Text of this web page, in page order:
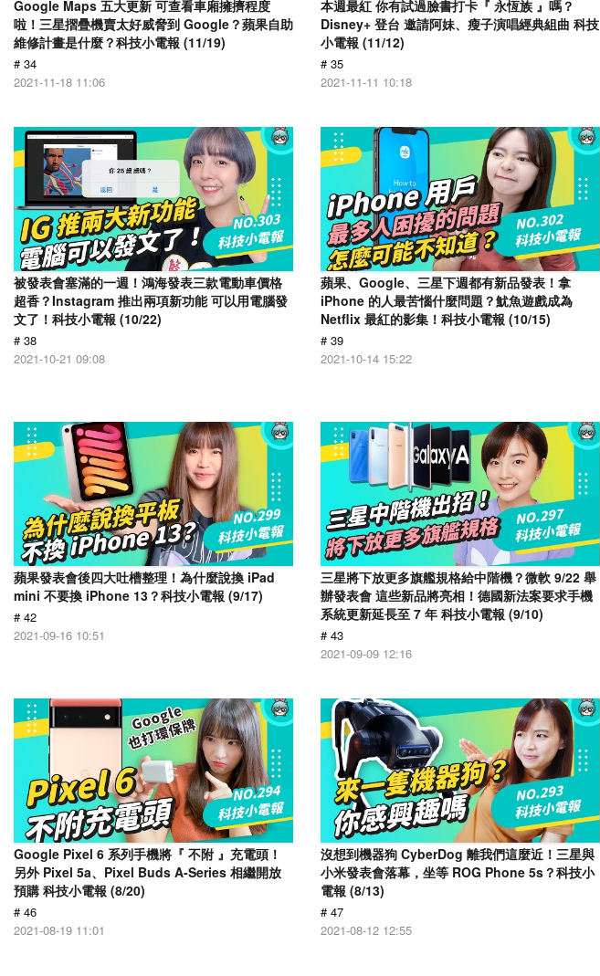
Google Maps 五大更新 可查看車廂擁擠程度
啦！三星摺疊機賣太好威脅到 Google？蘋果自助
維修計畫是什麼？科技小電報 (11/19)
# 34
2021-11-18 11:06
本週最紅 你有試過臉書打卡『 永恆族 』嗎？
Disney+ 登台 邀請阿妹、瘦子演唱經典組曲 科技
小電報 (11/12)
# 35
2021-11-11 10:18
被發表會塞滿的一週！鴻海發表三款電動車價格
超香？Instagram 推出兩項新功能 可以用電腦發
文了！科技小電報 (10/22)
# 38
2021-10-21 09:08
蘋果、Google、三星下週都有新品發表！拿
iPhone 的人最苦惱什麼問題？魷魚遊戲成為
Netflix 最紅的影集！科技小電報 (10/15)
# 39
2021-10-14 15:22
蘋果發表會後四大吐槽整理！為什麼說換 iPad
mini 不要換 iPhone 13？科技小電報 (9/17)
# 42
2021-09-16 10:51
三星將下放更多旗艦規格給中階機？微軟 9/22 舉
辦發表會 這些新品將亮相！德國新法案要求手機
系統更新延長至 7 年 科技小電報 (9/10)
# 43
2021-09-09 12:16
Google Pixel 6 系列手機將『 不附 』充電頭！
另外 Pixel 5a、Pixel Buds A-Series 相繼開放
預購 科技小電報 (8/20)
# 46
2021-08-19 11:01
沒想到機器狗 CyberDog 離我們這麼近！三星與
小米發表會落幕，坐等 ROG Phone 5s？科技小
電報 (8/13)
# 47
2021-08-12 12:55